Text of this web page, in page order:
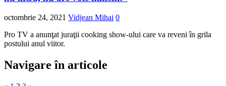
octombrie 24, 2021 Vidjean Mihai 0
Pro TV a anunţat juraţii cooking show-ului care va reveni în grila
postului anul viitor.
Navigare în articole